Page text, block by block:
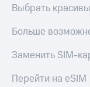
Выбрать
Больше
Заменить SIM-
Перейти на eSIM